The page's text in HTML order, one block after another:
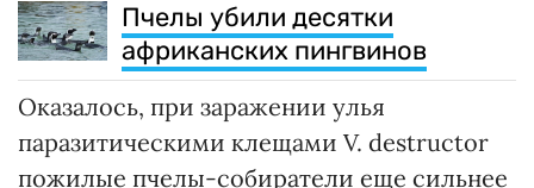
Пчелы убили десятки
африканских пингвинов
Оказалось, при заражении улья
паразитическими клещами V. destructor
пожилые пчелы-собиратели еще сильнее